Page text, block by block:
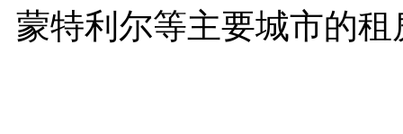
蒙特利尔等主要城市的租